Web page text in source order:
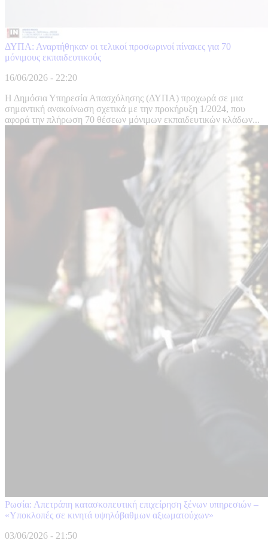
ΔΥΠΑ: Αναρτήθηκαν οι τελικοί προσωρινοί πίνακες για 70
μόνιμους εκπαιδευτικούς
16/06/2026 - 22:20
Η Δημόσια Υπηρεσία Απασχόλησης (ΔΥΠΑ) προχωρά σε μια
σημαντική ανακοίνωση σχετικά με την προκήρυξη 1/2024, που
αφορά την πλήρωση 70 θέσεων μόνιμων εκπαιδευτικών κλάδων...
Ρωσία: Απετράπη κατασκοπευτική επιχείρηση ξένων υπηρεσιών –
«Υποκλοπές σε κινητά υψηλόβαθμων αξιωματούχων»
03/06/2026 - 21:50